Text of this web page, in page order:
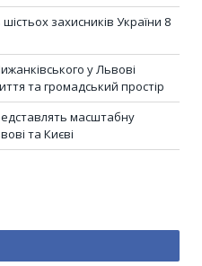
захисників України 8
у Львові
та громадський простір
масштабну
та Києві